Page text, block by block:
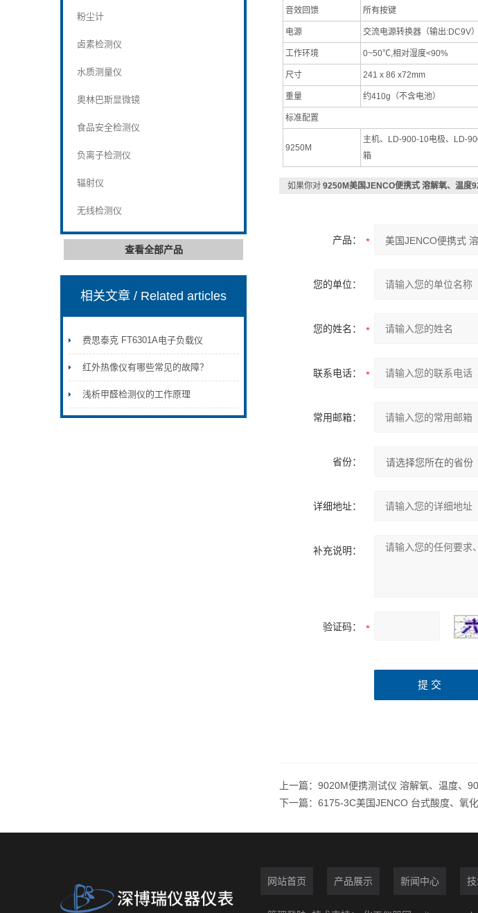
粉尘计
卤素检测仪
水质测量仪
奥林巴斯显微镜
食品安全检测仪
负离子检测仪
辐射仪
无线检测仪
查看全部产品
相关文章/ Related articles
费思泰克 FT6301A电子负载仪
红外热像仪有哪些常见的故障？
浅析甲醛检测仪的工作原理
音效回馈 所有按键
电源 交流电源转换器（输出:DC9V
工作环境 0~50℃,相对湿度<90%
尺寸 241 x 86 x72mm
重量 约410g（不含电池）
标准配置
9250M
主机、LD-900-10电极、LD-
箱
如果你对 9250M美国JENCO便携式 溶解氧、温度
产品：
您的单位：
您的姓名：
联系电话：
常用邮箱：
省份：
详细地址：
补充说明：
验证码：
上一篇： 9020M便携测试仪 溶解氧、温度、
下一篇： 6175-3C美国JENCO 台式酸度、氧
网站首页 产品展示 新闻中心